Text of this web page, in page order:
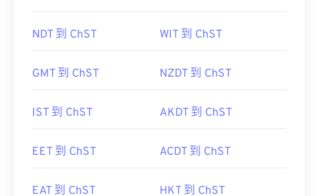
NDT 到 ChST WIT 到 ChST
GMT 到 ChST NZDT 到 ChST
IST 到 ChST AKDT 到 ChST
EET 到 ChST ACDT 到 ChST
EAT 到 ChST HKT 到 ChST